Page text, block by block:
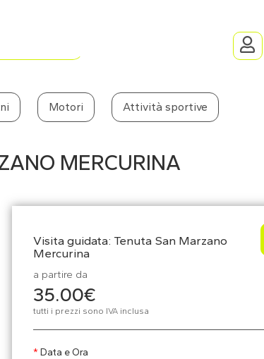
Motori Attività sportive
MERCURINA
Visita guidata: Tenuta San Marzano
Mercurina
a partire da
35.00€
tutti i prezzi sono IVA inclusa
Data e Ora